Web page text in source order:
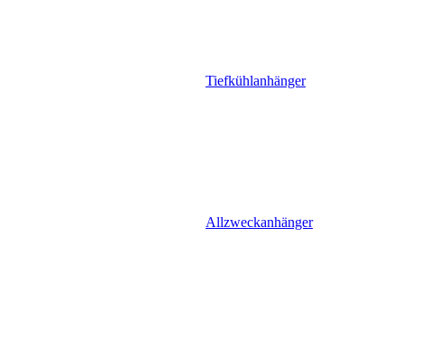
Tiefkühlanhänger
Allzweckanhänger